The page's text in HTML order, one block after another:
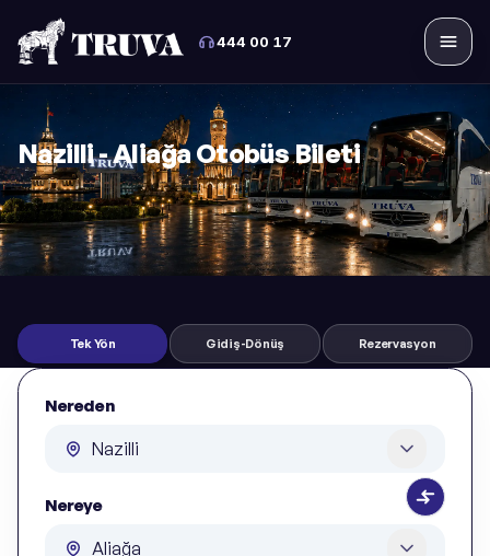
444 00 17
Nazilli - Aliağa Otobüs Bileti
Tek Yön Gidiş-Dönüş Rezervasyon
Nereden
Nereye